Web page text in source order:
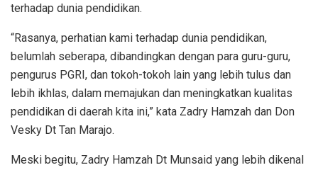
terhadap dunia pendidikan.
“Rasanya, perhatian kami terhadap dunia pendidikan,
belumlah seberapa, dibandingkan dengan para guru-guru,
pengurus PGRI, dan tokoh-tokoh lain yang lebih tulus dan
lebih ikhlas, dalam memajukan dan meningkatkan kualitas
pendidikan di daerah kita ini,” kata Zadry Hamzah dan Don
Vesky Dt Tan Marajo.
Meski begitu, Zadry Hamzah Dt Munsaid yang lebih dikenal